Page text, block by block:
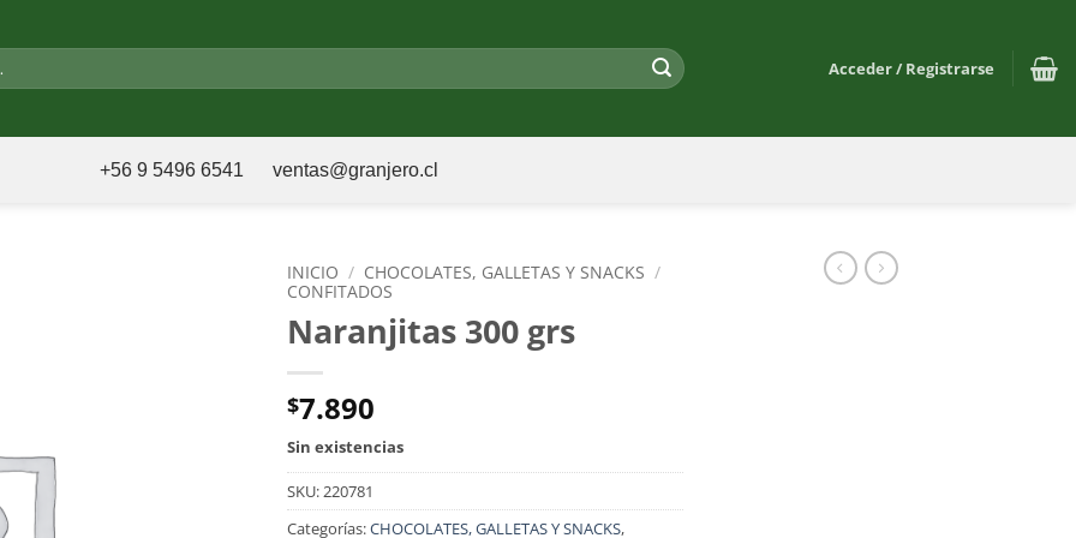
Acceder / Registrarse
+56 9 5496 6541 ventas@granjero.cl
INICIO / CHOCOLATES, GALLETAS Y SNACKS /
CONFITADOS
Naranjitas 300 grs
$7.890
Sin existencias
SKU: 220781
Categorías:CHOCOLATES, GALLETAS Y SNACKS,